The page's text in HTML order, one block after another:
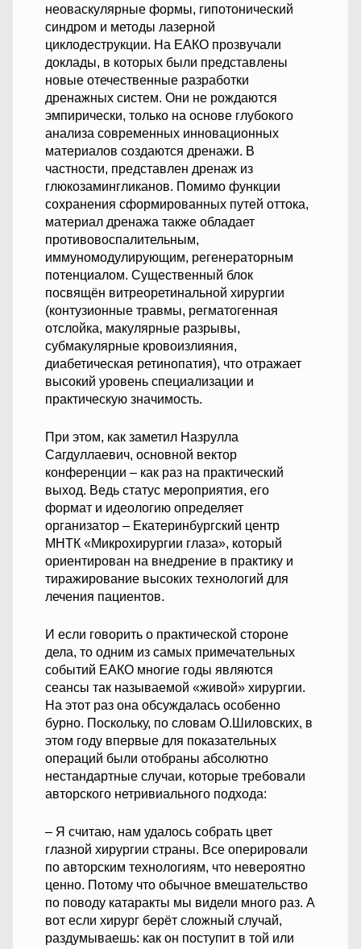
неоваскулярные формы, гипотонический
синдром и методы лазерной
циклодеструкции. На ЕАКО прозвучали
доклады, в которых были представлены
новые отечественные разработки
дренажных систем. Они не рождаются
эмпирически, только на основе глубокого
анализа современных инновационных
материалов создаются дренажи. В
частности, представлен дренаж из
глюкозамингликанов. Помимо функции
сохранения сформированных путей оттока,
материал дренажа также обладает
противовоспалительным,
иммуномодулирующим, регенераторным
потенциалом. Существенный блок
посвящён витреоретинальной хирургии
(контузионные травмы, регматогенная
отслойка, макулярные разрывы,
субмакулярные кровоизлияния,
диабетическая ретинопатия), что отражает
высокий уровень специализации и
практическую значимость.
При этом, как заметил Назрулла
Сагдуллаевич, основной вектор
конференции – как раз на практический
выход. Ведь статус мероприятия, его
формат и идеологию определяет
организатор – Екатеринбургский центр
МНТК «Микрохирургии глаза», который
ориентирован на внедрение в практику и
тиражирование высоких технологий для
лечения пациентов.
И если говорить о практической стороне
дела, то одним из самых примечательных
событий ЕАКО многие годы являются
сеансы так называемой «живой» хирургии.
На этот раз она обсуждалась особенно
бурно. Поскольку, по словам О.Шиловских, в
этом году впервые для показательных
операций были отобраны абсолютно
нестандартные случаи, которые требовали
авторского нетривиального подхода:
– Я считаю, нам удалось собрать цвет
глазной хирургии страны. Все оперировали
по авторским технологиям, что невероятно
ценно. Потому что обычное вмешательство
по поводу катаракты мы видели много раз. А
вот если хирург берёт сложный случай,
раздумываешь: как он поступит в той или